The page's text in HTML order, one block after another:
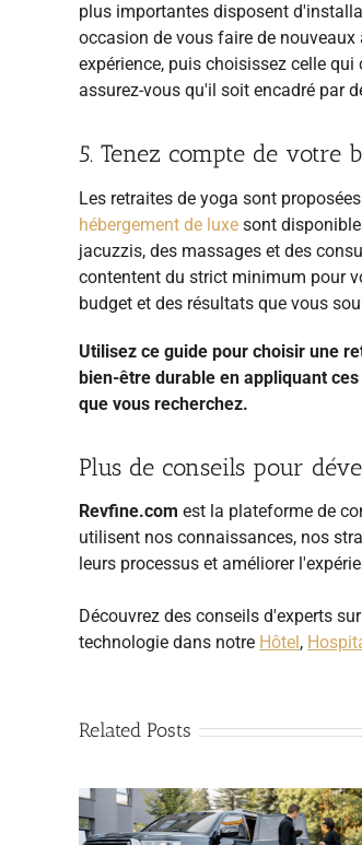
plus importantes disposent
occasion de vous faire de
expérience, puis choisissez celle
assurez-vous qu'il soit encadré par
5. Tenez compte de votre
Les retraites de yoga sont
hébergement de luxe sont
jacuzzis, des massages et des
contentent du strict minimum pour
budget et des résultats que vous
Utilisez ce guide pour choisir une
bien-être durable en appliquant
que vous recherchez.
Plus de conseils pour
Revfine.com est la plateforme de
utilisent nos connaissances, nos
leurs processus et améliorer
Découvrez des conseils d'experts
technologie dans notre Hôtel ,
Related Posts